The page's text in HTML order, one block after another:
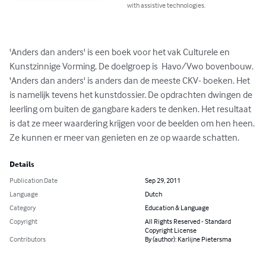
with assistive technologies.
'Anders dan anders' is een boek voor het vak Culturele en
Kunstzinnige Vorming. De doelgroep is  Havo/Vwo bovenbouw.
'Anders dan anders' is anders dan de meeste CKV- boeken. Het
is namelijk tevens het kunstdossier. De opdrachten dwingen de
leerling om buiten de gangbare kaders te denken. Het resultaat
is dat ze meer waardering krijgen voor de beelden om hen heen.
Ze kunnen er meer van genieten en ze op waarde schatten.
Details
Publication Date
Sep 29, 2011
Language
Dutch
Category
Education & Language
Copyright
All Rights Reserved - Standard
Copyright License
Contributors
By (author): Karlijne Pietersma